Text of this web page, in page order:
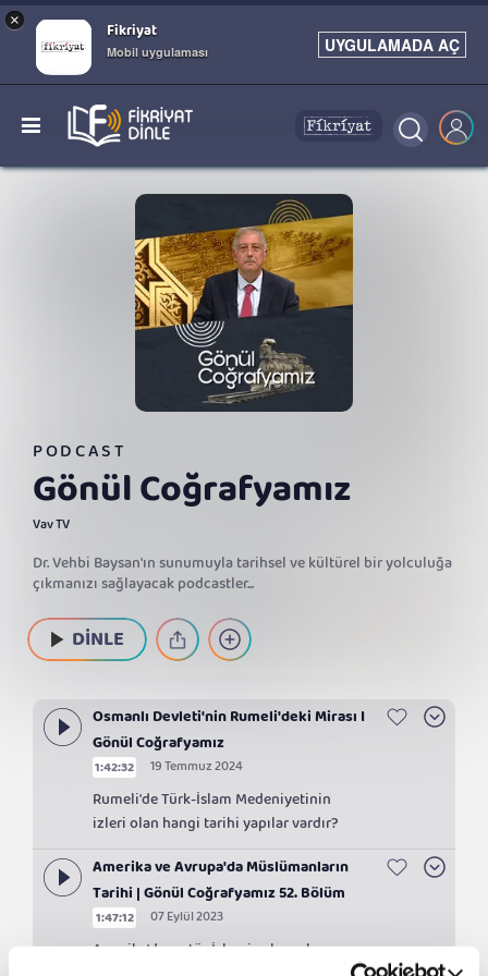
× Fikriyat
Mobil uygulaması UYGULAMADA AÇ
PODCAST
Gönül Coğrafyamız
Vav TV
Dr. Vehbi Baysan'ın sunumuyla tarihsel ve kültürel bir yolculuğa
çıkmanızı sağlayacak podcastler...
DİNLE
Osmanlı Devleti'nin Rumeli'deki Mirası I
Gönül Coğrafyamız
1:42:32 19 Temmuz 2024
Rumeli'de Türk-İslam Medeniyetinin
izleri olan hangi tarihi yapılar vardır?
Amerika ve Avrupa'da Müslümanların
Tarihi | Gönül Coğrafyamız 52. Bölüm
1:47:12 07 Eylül 2023
Amerika'da ne tür İslami çalışmalar